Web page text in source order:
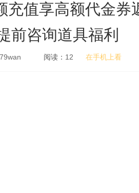
值享高额代金券
前咨询道具福利
79wan 阅读： 12 在手机上看